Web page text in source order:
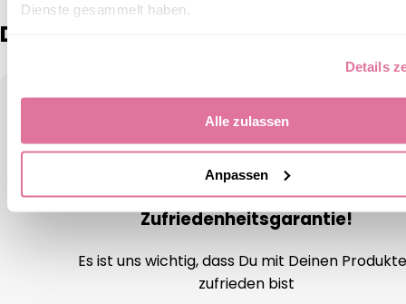
Dienste gesammelt haben.
Details
Alle zulassen
Anpassen
Das sagen unsere Kunden:
Zufriedenheitsgarantie!
Es ist uns wichtig, dass Du mit Deinen
zufrieden bist